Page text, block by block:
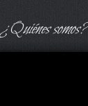
¿Quiénes somos?